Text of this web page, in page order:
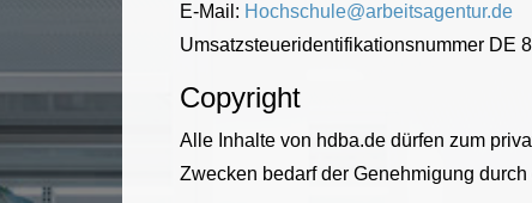
E-Mail: Hochschule@arbeitsagentur.de
Umsatzsteueridentifikationsnummer DE
Copyright
Alle Inhalte von hdba.de dürfen zum
Zwecken bedarf der Genehmigung